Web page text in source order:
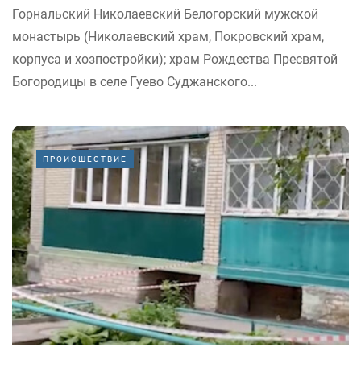
Горнальский Николаевский Белогорский мужской
монастырь (Николаевский храм, Покровский храм,
корпуса и хозпостройки); храм Рождества Пресвятой
Богородицы в селе Гуево Суджанского...
ПРОИСШЕСТВИЕ